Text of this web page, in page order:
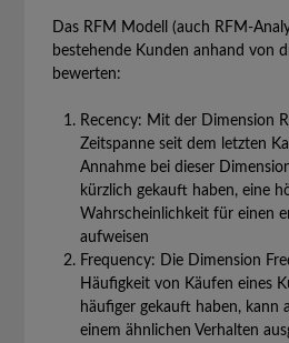
Das RFM Modell (auch RFM-
bestehende Kunden anhand von
bewerten:
Recency: Mit der Dimension
Zeitspanne seit dem letzten
Annahme bei dieser
kürzlich gekauft haben, eine
Wahrscheinlichkeit für einen
aufweisen
Frequency: Die Dimension
Häufigkeit von Käufen eines
häufiger gekauft haben, kann
einem ähnlichen Verhalten